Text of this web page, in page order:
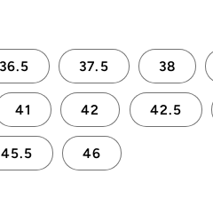
36.5 37.5 38
41 42 42.5
45.5 46